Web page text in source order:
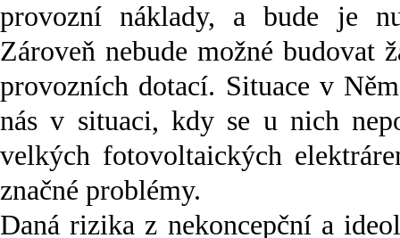
provozní náklady, a bude je
Zároveň nebude možné budovat
provozních dotací. Situace v
nás v situaci, kdy se u nich
velkých fotovoltaických
značné problémy.
Daná rizika z nekoncepční a